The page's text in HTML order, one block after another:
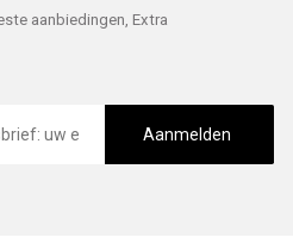
aanbiedingen, Extra
Aanmelden